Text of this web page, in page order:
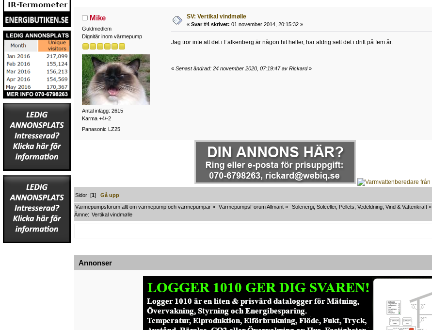
Mike
Guldmedlem
Dignitär inom värmepump
Antal inlägg: 2615
Karma +4/-2
Panasonic LZ25
SV: Vertikal vindmølle
« Svar #4 skrivet: 01 november 2014, 20:15:32 »
Jag tror inte att det i Falkenberg är någon hit heller, har aldrig sett det i drift på fem år.
« Senast ändrad: 24 november 2020, 07:19:47 av Rickard»
Sidor: [1]Gå upp
Värmepumpsforum allt om värmepump och värmepumpar » VärmepumpsForum Allmänt » Solenergi, Solceller, Pellets, Vedeldning, Vind & Vattenkraft»
Ämne: Vertikal vindmølle
Annonser